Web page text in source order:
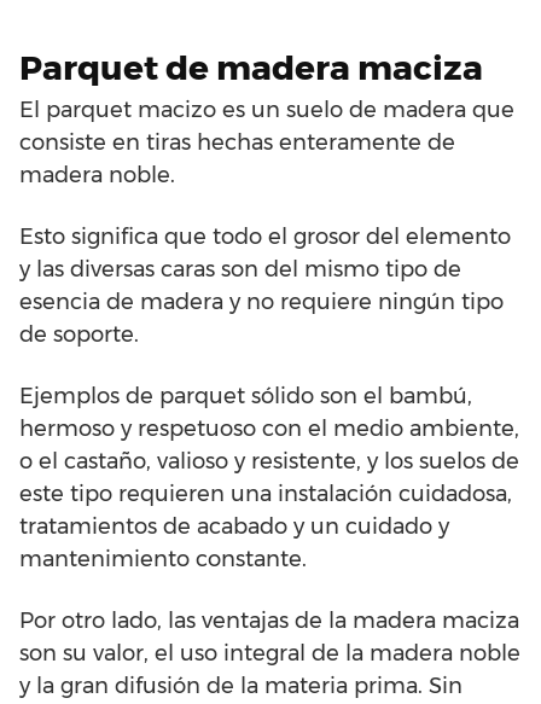
Parquet de madera maciza
El parquet macizo es un suelo de madera que
consiste en tiras hechas enteramente de
madera noble.
Esto significa que todo el grosor del elemento
y las diversas caras son del mismo tipo de
esencia de madera y no requiere ningún tipo
de soporte.
Ejemplos de parquet sólido son el bambú,
hermoso y respetuoso con el medio ambiente,
o el castaño, valioso y resistente, y los suelos de
este tipo requieren una instalación cuidadosa,
tratamientos de acabado y un cuidado y
mantenimiento constante.
Por otro lado, las ventajas de la madera maciza
son su valor, el uso integral de la madera noble
y la gran difusión de la materia prima. Sin